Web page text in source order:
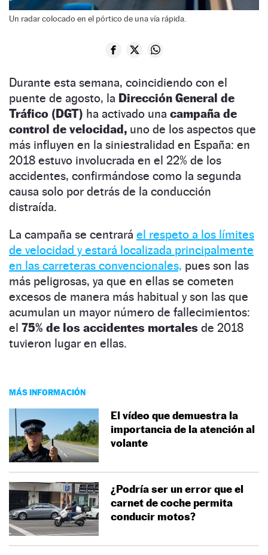
Un radar colocado en el pórtico de una vía rápida.
Durante esta semana, coincidiendo con el
puente de agosto, la Dirección General de
Tráfico (DGT) ha activado una campaña de
control de velocidad, uno de los aspectos que
más influyen en la siniestralidad en España: en
2018 estuvo involucrada en el 22% de los
accidentes, confirmándose como la segunda
causa solo por detrás de la conducción
distraída.
La campaña se centrará el respeto a los límites
de velocidad y estará localizada principalmente
en las carreteras convencionales, pues son las
más peligrosas, ya que en ellas se cometen
excesos de manera más habitual y son las que
acumulan un mayor número de fallecimientos:
el 75% de los accidentes mortales de 2018
tuvieron lugar en ellas.
MÁS INFORMACIÓN
El vídeo que demuestra la
importancia de la atención al
volante
¿Podría ser un error que el
carnet de coche permita
conducir motos?